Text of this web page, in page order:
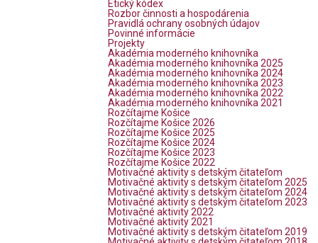
Etický kódex
Rozbor činnosti a hospodárenia
Pravidlá ochrany osobných údajov
Povinné informácie
Projekty
Akadémia moderného knihovníka
Akadémia moderného knihovníka 2025
Akadémia moderného knihovníka 2024
Akadémia moderného knihovníka 2023
Akadémia moderného knihovníka 2022
Akadémia moderného knihovníka 2021
Rozčítajme Košice
Rozčítajme Košice 2026
Rozčítajme Košice 2025
Rozčítajme Košice 2024
Rozčítajme Košice 2023
Rozčítajme Košice 2022
Motivačné aktivity s detským čitateľom
Motivačné aktivity s detským čitateľom 2025
Motivačné aktivity s detským čitateľom 2024
Motivačné aktivity s detským čitateľom 2023
Motivačné aktivity 2022
Motivačné aktivity 2021
Motivačné aktivity s detským čitateľom 2019